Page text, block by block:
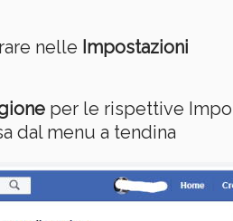
nelle Impostazioni
per le rispettive
dal menu a tendina